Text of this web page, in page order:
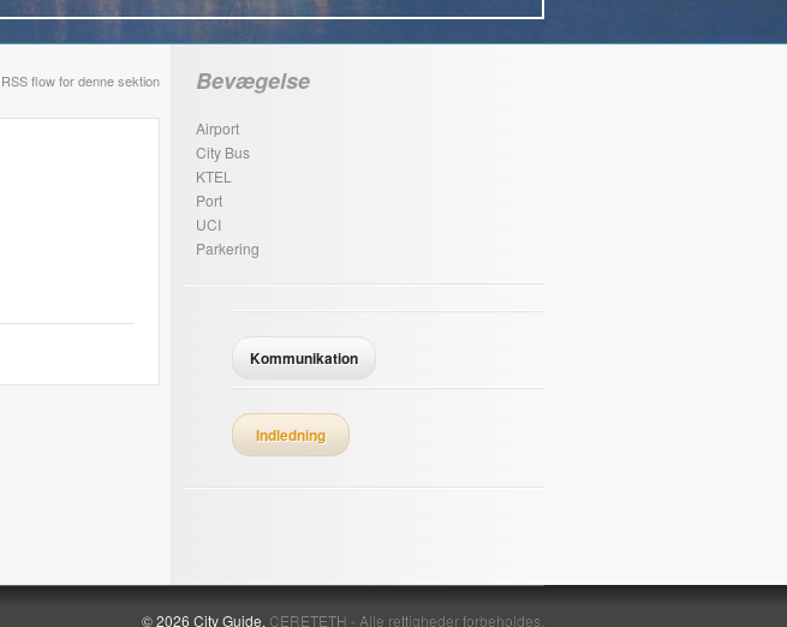
RSS flow for denne sektion Bevægelse
Airport
City Bus
KTEL
Port
UCI
Parkering
Kommunikation
Indledning
© 2026 City Guide. CERETETH - Alle rettigheder forbeholdes.